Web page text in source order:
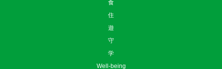
食
住
遊
守
学
Well-being